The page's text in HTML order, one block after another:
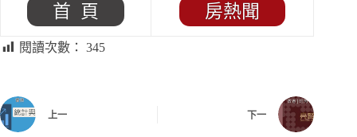
首 頁 房熱聞
閱讀次數： 345
上一 下一